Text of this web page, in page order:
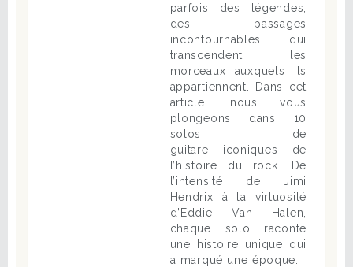
parfois des légendes,
des passages
incontournables qui
transcendent les
morceaux auxquels ils
appartiennent. Dans cet
article, nous vous
plongeons dans 10
solos de
guitare iconiques de
l’histoire du rock. De
l’intensité de Jimi
Hendrix à la virtuosité
d’Eddie Van Halen,
chaque solo raconte
une histoire unique qui
a marqué une époque.